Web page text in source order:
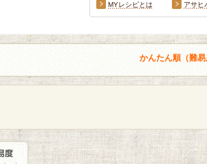
MYレシピとは
アサヒ
かんたん順（難易